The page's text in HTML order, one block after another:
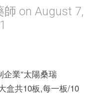
師 on August 7,
業“太陽桑瑞
盒共10板,每一板/10